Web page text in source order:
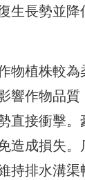
生長勢並降
物植株較為
響作物品質
直接衝擊。
造成損失。
持排水溝渠